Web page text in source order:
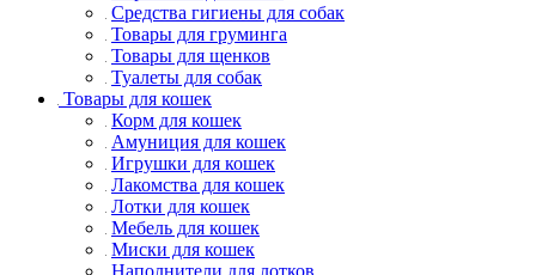
Средства гигиены для собак
Товары для груминга
Товары для щенков
Туалеты для собак
Товары для кошек
Корм для кошек
Амуниция для кошек
Игрушки для кошек
Лакомства для кошек
Лотки для кошек
Мебель для кошек
Миски для кошек
Наполнители для лотков